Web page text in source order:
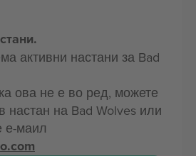
активни настани за Bad
ова не е во ред, можете
настан на Bad Wolves или
е-маил